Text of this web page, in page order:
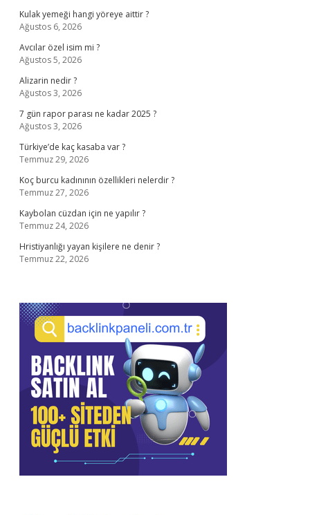
Kulak yemeği hangi yöreye aittir ?
Ağustos 6, 2026
Avcılar özel isim mi ?
Ağustos 5, 2026
Alizarin nedir ?
Ağustos 3, 2026
7 gün rapor parası ne kadar 2025 ?
Ağustos 3, 2026
Türkiye’de kaç kasaba var ?
Temmuz 29, 2026
Koç burcu kadınının özellikleri nelerdir ?
Temmuz 27, 2026
Kaybolan cüzdan için ne yapılır ?
Temmuz 24, 2026
Hristiyanlığı yayan kişilere ne denir ?
Temmuz 22, 2026